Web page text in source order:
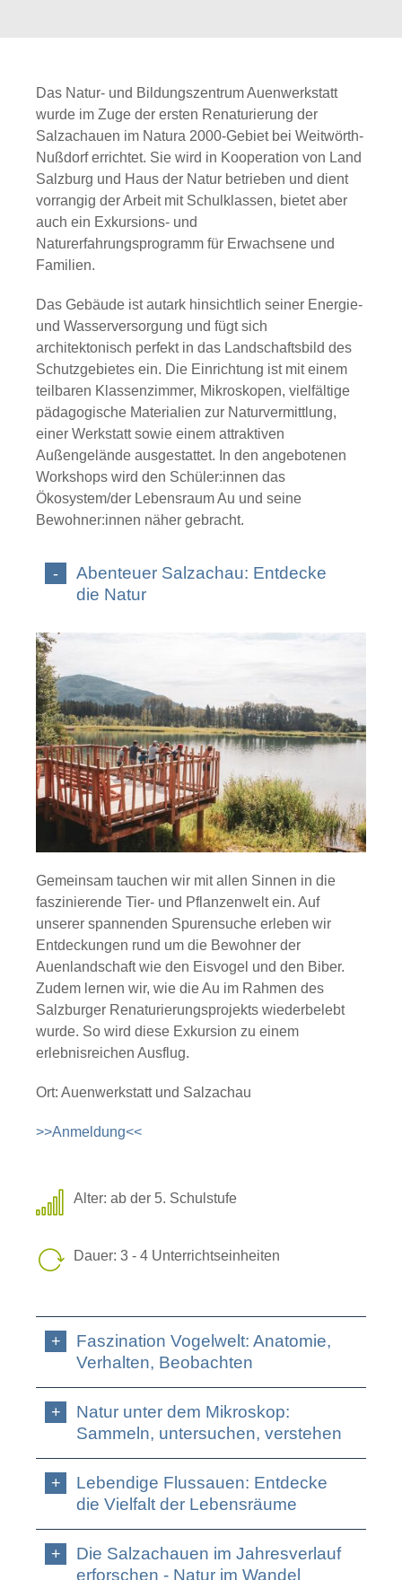
Das Natur- und Bildungszentrum Auenwerkstatt
wurde im Zuge der ersten Renaturierung der
Salzachauen im Natura 2000-Gebiet bei Weitwörth-
Nußdorf errichtet. Sie wird in Kooperation von Land
Salzburg und Haus der Natur betrieben und dient
vorrangig der Arbeit mit Schulklassen, bietet aber
auch ein Exkursions- und
Naturerfahrungsprogramm für Erwachsene und
Familien.
Das Gebäude ist autark hinsichtlich seiner Energie-
und Wasserversorgung und fügt sich
architektonisch perfekt in das Landschaftsbild des
Schutzgebietes ein. Die Einrichtung ist mit einem
teilbaren Klassenzimmer, Mikroskopen, vielfältige
pädagogische Materialien zur Naturvermittlung,
einer Werkstatt sowie einem attraktiven
Außengelände ausgestattet. In den angebotenen
Workshops wird den Schüler:innen das
Ökosystem/der Lebensraum Au und seine
Bewohner:innen näher gebracht.
Abenteuer Salzachau: Entdecke
die Natur
Gemeinsam tauchen wir mit allen Sinnen in die
faszinierende Tier- und Pflanzenwelt ein. Auf
unserer spannenden Spurensuche erleben wir
Entdeckungen rund um die Bewohner der
Auenlandschaft wie den Eisvogel und den Biber.
Zudem lernen wir, wie die Au im Rahmen des
Salzburger Renaturierungsprojekts wiederbelebt
wurde. So wird diese Exkursion zu einem
erlebnisreichen Ausflug.
Ort: Auenwerkstatt und Salzachau
>>Anmeldung<<
Alter: ab der 5. Schulstufe
Dauer: 3 - 4 Unterrichtseinheiten
Faszination Vogelwelt: Anatomie,
Verhalten, Beobachten
Natur unter dem Mikroskop:
Sammeln, untersuchen, verstehen
Lebendige Flussauen: Entdecke
die Vielfalt der Lebensräume
Die Salzachauen im Jahresverlauf
erforschen - Natur im Wandel